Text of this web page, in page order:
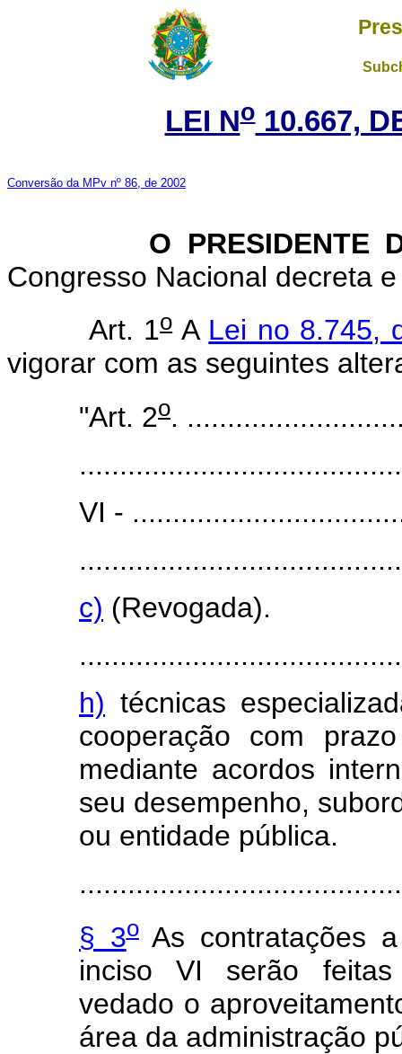
LEI No10.667,
Conversão da MPv nº 86, de 2002
O PRESIDENTE
Congresso Nacional decreta
Art. 1oA Lei no 8.745,
vigorar com as seguintes
"Art. 2o.
VI -
c) (Revogada).
h) técnicas
cooperação com
mediante acordos
seu desempenho,
ou entidade pública.
§ 3oAs contratações
inciso VI serão feitas
vedado o
área da administração